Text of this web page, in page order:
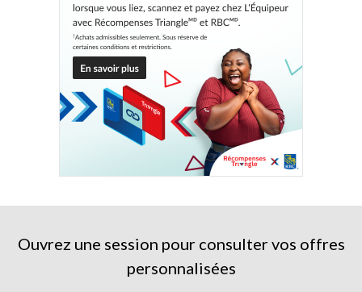
Ouvrez une session pour consulter vos offres
personnalisées